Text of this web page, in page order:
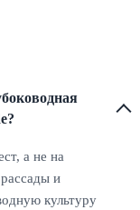
а не на
и
культуру